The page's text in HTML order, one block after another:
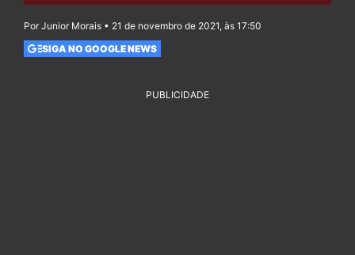
Por Junior Morais • 21 de novembro de 2021, às 17:50
SIGA NO GOOGLE NEWS
PUBLICIDADE